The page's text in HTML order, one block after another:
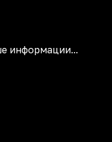
информации...